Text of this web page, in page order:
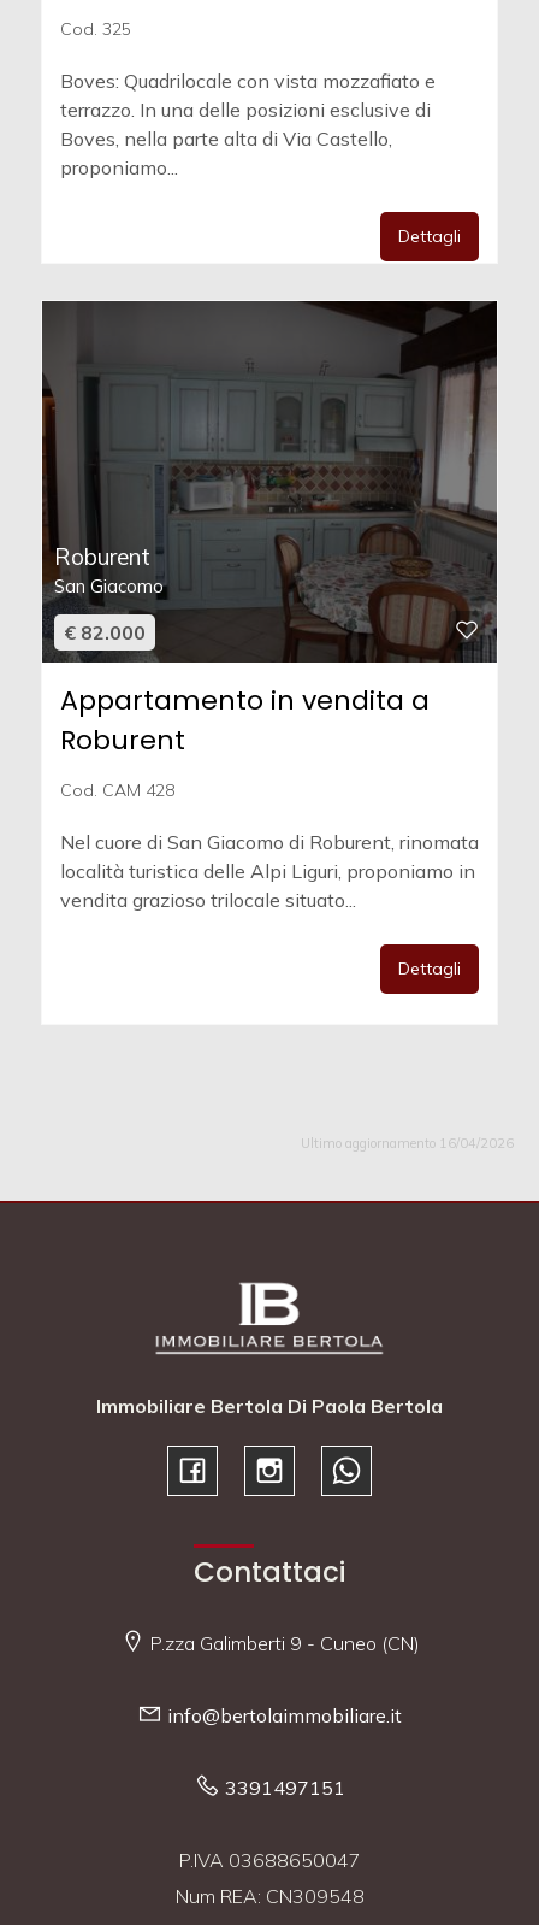
Cod. 325
Boves: Quadrilocale con vista mozzafiato e
terrazzo. In una delle posizioni esclusive di
Boves, nella parte alta di Via Castello,
proponiamo...
Dettagli
Roburent
San Giacomo
€ 82.000
Appartamento in vendita a
Roburent
Cod. CAM 428
Nel cuore di San Giacomo di Roburent, rinomata
località turistica delle Alpi Liguri, proponiamo in
vendita grazioso trilocale situato...
Dettagli
Ultimo aggiornamento 16/04/2026
Immobiliare Bertola Di Paola Bertola
Contattaci
P.zza Galimberti 9 - Cuneo (CN)
info@bertolaimmobiliare.it
3391497151
P.IVA 03688650047
Num REA: CN309548